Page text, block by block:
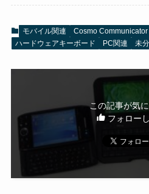
モバイル関連 Cosmo Communicator
ハードウェアキーボード
PC関連 未
この記事が気
フォロー